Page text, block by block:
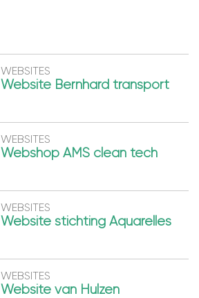
WEBSITES
Website Bernhard transport
WEBSITES
Webshop AMS clean tech
WEBSITES
Website stichting Aquarelles
WEBSITES
Website van Hulzen